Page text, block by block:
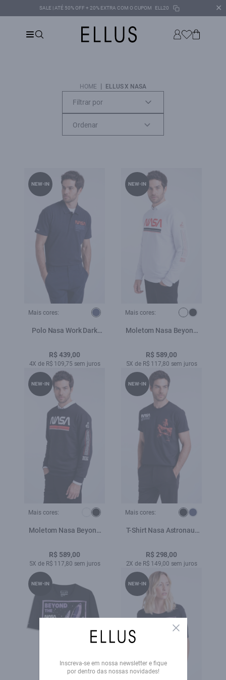
SALE | ATÉ 50% OFF + 20% EXTRA COM O CUPOM ELL20 ✕
HOME | ELLUS X NASA
Filtrar por
Mais cores:
Polo Nasa Work Dark
R$ 439,00
4X de R$ 109,75 sem juros
NEW-IN
Mais cores:
Moletom Nasa Beyond
R$ 589,00
5X de R$ 117,80 sem juros
NEW-IN
Mais cores:
Moletom Nasa Beyond
R$ 589,00
5X de R$ 117,80 sem juros
NEW-IN
Mais cores:
T-Shirt Nasa Astronaut
R$ 298,00
2X de R$ 149,00 sem juros
NEW-IN
NEW-IN NEW-IN
Close
Inscreva-se em nossa newsletter e fique
por dentro das nossas novidades!